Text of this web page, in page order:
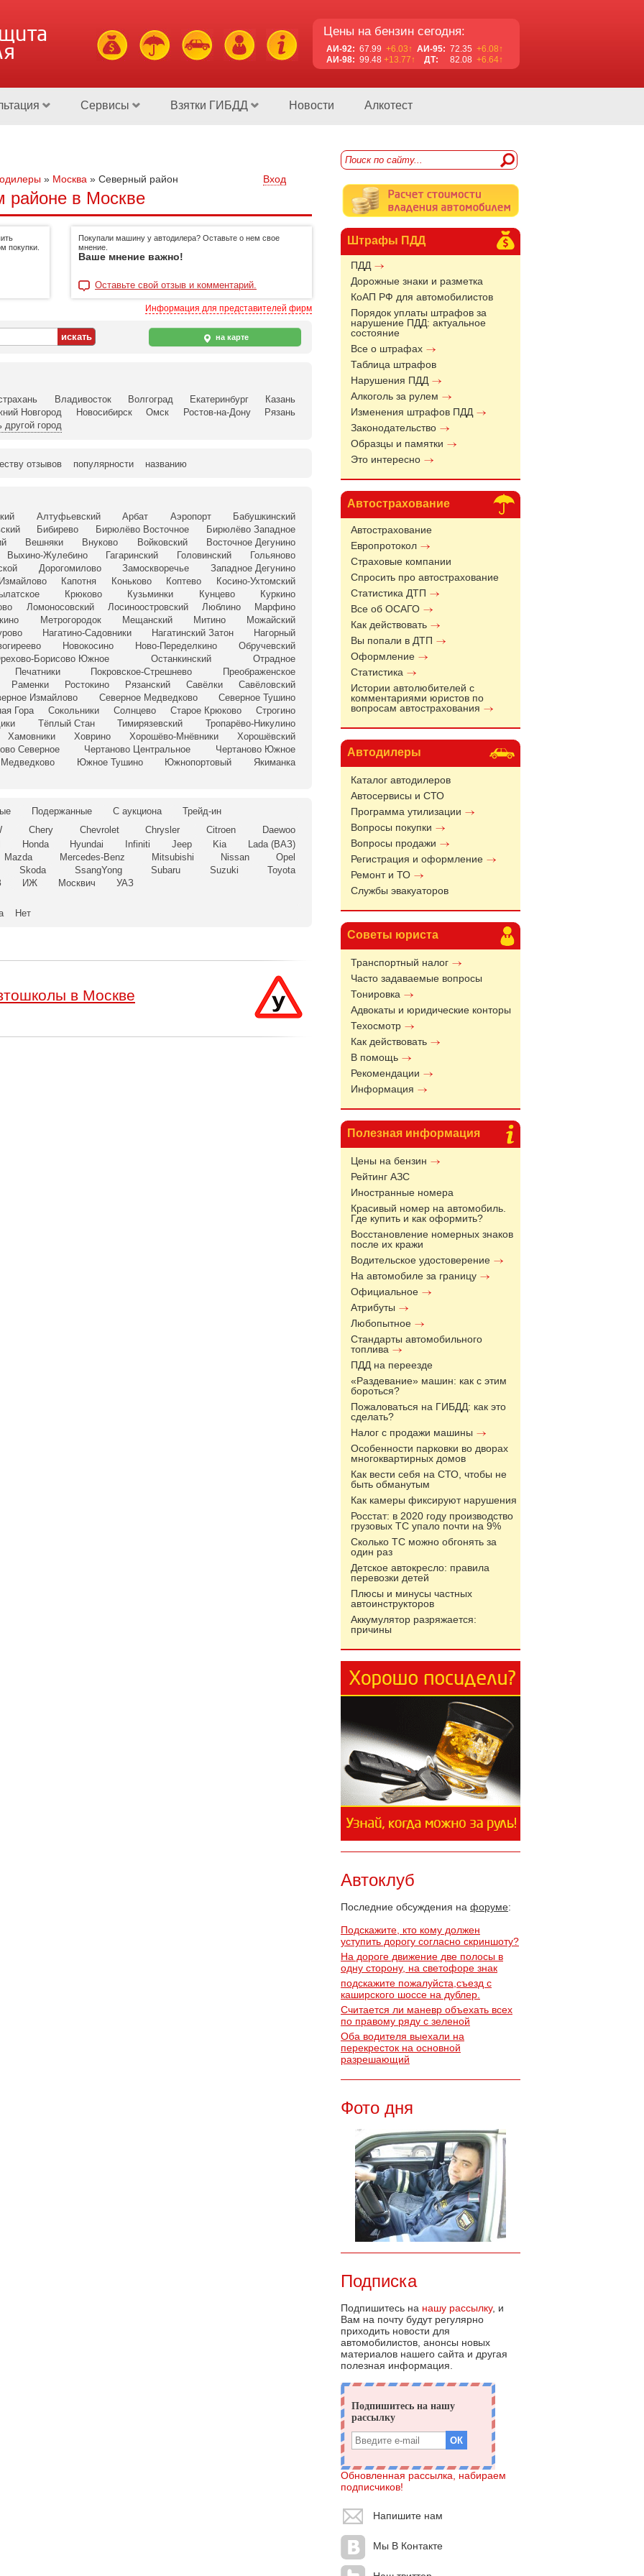
Цены на бензин сегодня:
АИ-92: 67.99 +6.03↑ АИ-95: 72.35 +6.08↑
АИ-98: 99.48 +13.77↑ ДТ: 82.08 +6.64↑
Сервисы Взятки ГИБДД Новости Алкотест
Штрафы ПДД
ПДД
Дорожные знаки и разметка
КоАП РФ для автомобилистов
Порядок уплаты штрафов за
нарушение ПДД: актуальное
состояние
Все о штрафах
Таблица штрафов
Нарушения ПДД
Алкоголь за рулем
Изменения штрафов ПДД
Законодательство
Образцы и памятки
Это интересно
Автострахование
Автострахование
Европротокол
Страховые компании
Спросить про автострахование
Статистика ДТП
Все об ОСАГО
Как действовать
Вы попали в ДТП
Оформление
Статистика
Истории автолюбителей с
комментариями юристов по
вопросам автострахования
Автодилеры
Каталог автодилеров
Автосервисы и СТО
Программа утилизации
Вопросы покупки
Вопросы продажи
Регистрация и оформление
Ремонт и ТО
Службы эвакуаторов
Советы юриста
Транспортный налог
Часто задаваемые вопросы
Тонировка
Адвокаты и юридические конторы
Техосмотр
Как действовать
В помощь
Рекомендации
Информация
Полезная информация
Цены на бензин
Рейтинг АЗС
Иностранные номера
Красивый номер на автомобиль.
Где купить и как оформить?
Восстановление номерных знаков
после их кражи
Водительское удостоверение
На автомобиле за границу
Официальное
Атрибуты
Любопытное
Стандарты автомобильного
топлива
ПДД на переезде
«Раздевание» машин: как с этим
бороться?
Пожаловаться на ГИБДД: как это
сделать?
Налог с продажи машины
Особенности парковки во дворах
многоквартирных домов
Как вести себя на СТО, чтобы не
быть обманутым
Как камеры фиксируют нарушения
Росстат: в 2020 году производство
грузовых ТС упало почти на 9%
Сколько ТС можно обгонять за
один раз
Детское автокресло: правила
перевозки детей
Плюсы и минусы частных
автоинструкторов
Аккумулятор разряжается:
причины
Автоклуб
Последние обсуждения на форуме:
Подскажите, кто кому должен
уступить дорогу согласно скриншоту?
На дороге движение две полосы в
одну сторону, на светофоре знак
подскажите пожалуйста,съезд с
каширского шоссе на дублер.
Считается ли маневр объехать всех
по правому ряду с зеленой
Оба водителя выехали на
перекресток на основной
разрешающий
Фото дня
Подписка
Подпишитесь на нашу рассылку, и
Вам на почту будут регулярно
приходить новости для
автомобилистов, анонсы новых
материалов нашего сайта и другая
полезная информация.
Обновленная рассылка, набираем
подписчиков!
Напишите нам
Мы В Контакте
» Москва » Северный район Вход
районе в Москве
покупки.
Покупали машину у автодилера? Оставьте о нем свое
мнение.
Ваше мнение важно!
Оставьте свой отзыв и комментарий.
Информация для представителей фирм
на карте
Владивосток Волгоград Екатеринбург
Казань
Новгород
Новосибирск Омск Ростов-на-Дону
Рязань
другой город
отзывов популярности названию
Алтуфьевский Арбат Аэропорт
Бабушкинский
Бибирево Бирюлёво Восточное
Бирюлёво Западное
Вешняки Внуково Войковский
Восточное Дегунино
Выхино-Жулебино
Гагаринский Головинский
Гольяново
Дорогомилово Замоскворечье
Западное Дегунино
Капотня Коньково Коптево
Косино-Ухтомский
Крюково Кузьминки Кунцево
Куркино
Ломоносовский Лосиноостровский Люблино
Марфино
Метрогородок Мещанский Митино
Можайский
Нагатино-Садовники Нагатинский Затон
Нагорный
Новокосино Ново-Переделкино
Обручевский
Борисово Южное
Останкинский
Отрадное
Печатники
Покровское-Стрешнево
Преображенское
Раменки
Ростокино Рязанский Савёлки
Савёловский
Измайлово
Северное Медведково
Северное Тушино
Гора
Сокольники Солнцево Старое Крюково
Строгино
Тёплый Стан Тимирязевский
Тропарёво-Никулино
Хамовники
Ховрино Хорошёво-Мнёвники
Хорошёвский
Северное
Чертаново Центральное
Чертаново Южное
Южное Тушино Южнопортовый Якиманка
Подержанные С аукциона
Трейд-ин
Chery Chevrolet Chrysler Citroen
Daewoo
Honda Hyundai Infiniti Jeep Kia
Lada (ВАЗ)
Mazda
Mercedes-Benz Mitsubishi Nissan
Opel
Skoda
SsangYong Subaru Suzuki
Toyota
ИЖ Москвич УАЗ
Нет
в Москве